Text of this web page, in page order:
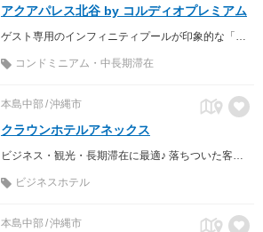
アクアパレス北谷 by コルディオプレミアム
コンドミニアム・中長期滞在
本島中部 沖縄市
クラウンホテルアネックス
ビジネス・観光・長期滞在に最適♪ 落ちついた客室に無料Wi-Fi＆冷暖房＆ウォシュレット完備♪1階にセブンイレブンあり。
ビジネスホテル
本島中部 沖縄市